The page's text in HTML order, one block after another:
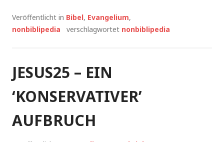
Veröffentlicht in Bibel, Evangelium,
nonbiblipedia
verschlagwortet nonbiblipedia
JESUS25 – EIN
‘KONSERVATIVER’
AUFBRUCH